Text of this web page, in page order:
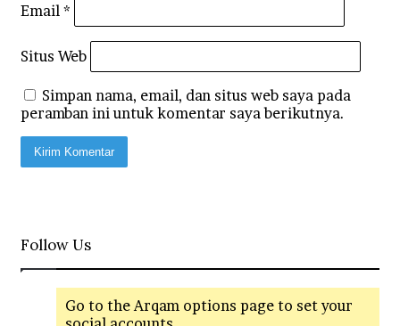
Email *
Situs Web
Simpan nama, email, dan situs web saya pada
peramban ini untuk komentar saya berikutnya.
Follow Us
Go to the Arqam options page to set your